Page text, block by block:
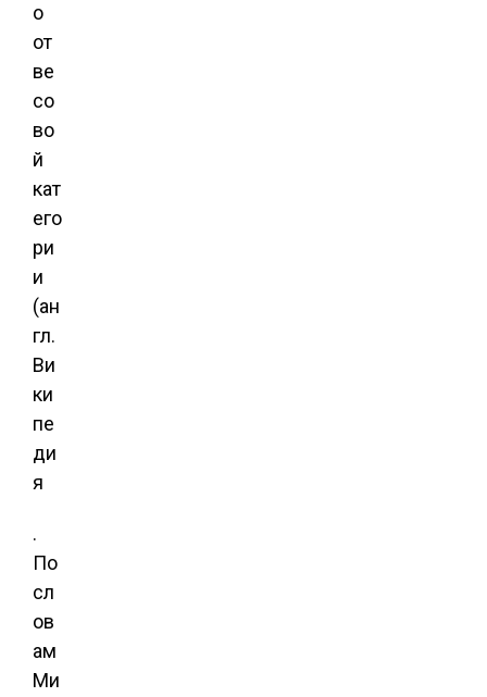
о
от
ве
со
во
й
кат
его
ри
и
(ан
гл.
Ви
ки
пе
ди
я
.
По
сл
ов
ам
Ми